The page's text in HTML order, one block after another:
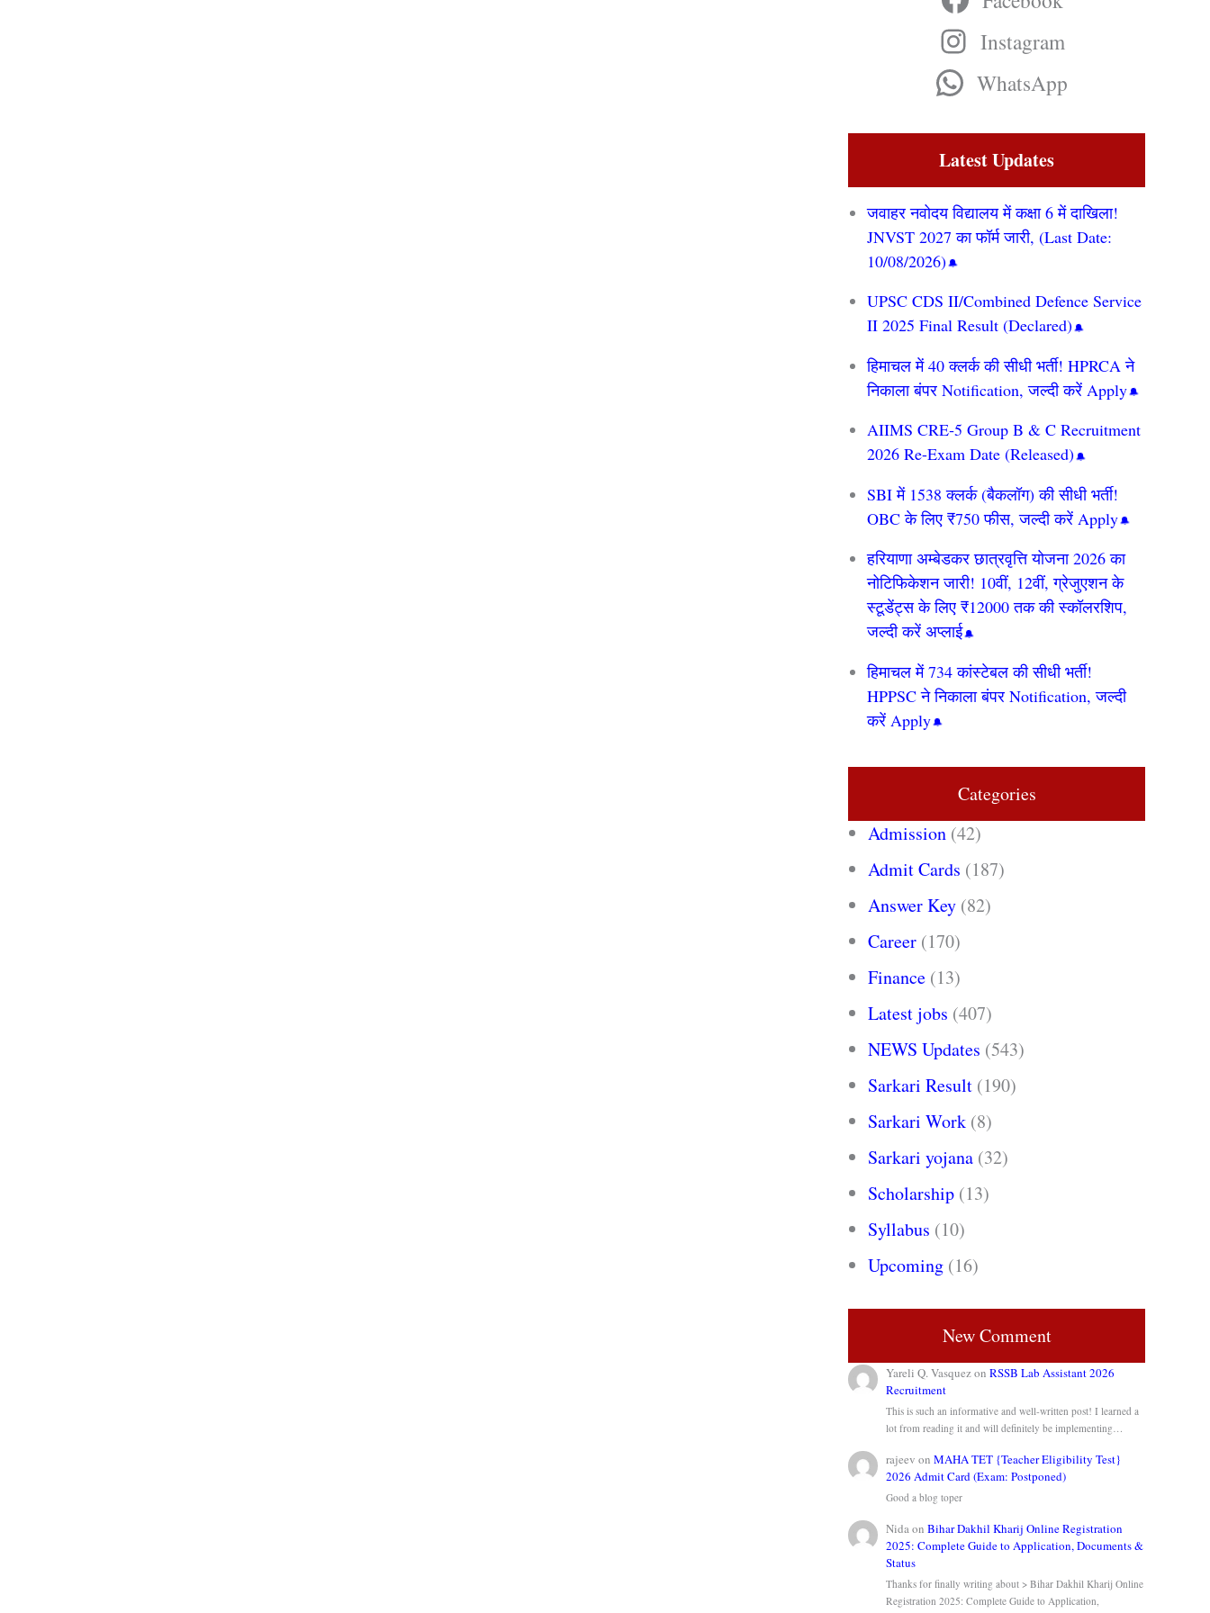
Instagram
WhatsApp
Latest Updates
जवाहर नवोदय विद्यालय में कक्षा 6 में दाखिला!
JNVST 2027 का फॉर्म जारी, (Last Date:
10/08/2026)
UPSC CDS II/Combined Defence Service
II 2025 Final Result (Declared)
हिमाचल में 40 क्लर्क की सीधी भर्ती! HPRCA ने
निकाला बंपर Notification, जल्दी करें Apply
AIIMS CRE‑5 Group B & C Recruitment
2026 Re-Exam Date (Released)
SBI में 1538 क्लर्क (बैकलॉग) की सीधी भर्ती!
OBC के लिए ₹750 फीस, जल्दी करें Apply
हरियाणा अम्बेडकर छात्रवृत्ति योजना 2026 का
नोटिफिकेशन जारी! 10वीं, 12वीं, ग्रेजुएशन के
स्टूडेंट्स के लिए ₹12000 तक की स्कॉलरशिप,
जल्दी करें अप्लाई
हिमाचल में 734 कांस्टेबल की सीधी भर्ती!
HPPSC ने निकाला बंपर Notification, जल्दी
करें Apply
Categories
Admission (42)
Admit Cards (187)
Answer Key (82)
Career (170)
Finance (13)
Latest jobs (407)
NEWS Updates (543)
Sarkari Result (190)
Sarkari Work (8)
Sarkari yojana (32)
Scholarship (13)
Syllabus (10)
Upcoming (16)
New Comment
Yareli Q. VasquezonRSSB Lab Assistant 2026
Recruitment
This is such an informative and well-written post! I learned a
lot from reading it and will definitely be implementing…
rajeev onMAHA TET {Teacher Eligibility Test}
2026 Admit Card (Exam: Postponed)
Good a blog toper
NidaonBihar Dakhil Kharij Online Registration
2025: Complete Guide to Application, Documents &
Status
Thanks for finally writing about > Bihar Dakhil Kharij Online
Registration 2025: Complete Guide to Application,